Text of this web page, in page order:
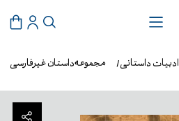
مجموعه‌داستان غیرفارسی ادبیات داستانی